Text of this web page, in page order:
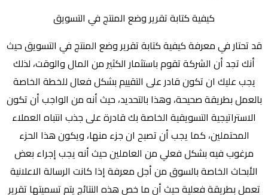
كيفية كتابة تقرير وضع المنتج في التسويق
قد تحتار في معرفة كيفية كتابة تقرير وضع المنتج في التسويق حيث
أنك تجد أن الشركة تقوم باستثمار الكثير من المال والوقت، لذلك
يجب عليك ان تكون قادر على التقييم بشكل فعال للخطة الخاصة
بالعمل بطريقة صحيحة، وهذا بالتحديد، حيث أنه من الواجب أن تكون
الاستراتيجية التسويقية الخاصة بك قادرة على جذب انتباه العملاء
المحتملين، كما يجب أن تصبح ان جزء منها، ويكون هذا الحزء
مرغوب فيه بشكل فعلي من العاملين حيث أنه يجب إجراء بعض
الأبحاث الخاصة بالسوق من أجل معرفة إذا كانت الرسالة الاعلانية
تعمل بطريقة فعلية حيث أن ما خص هذه النتائج يتم تسميتها تقرير